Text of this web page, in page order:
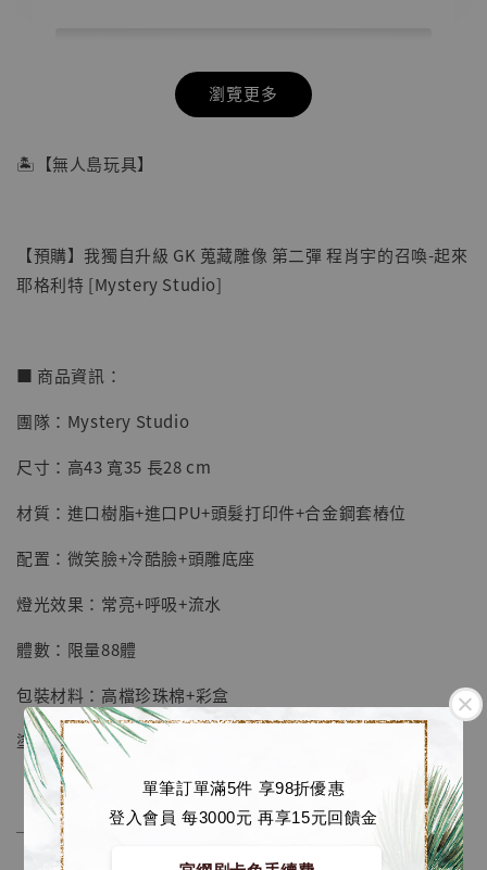
單筆訂單滿5件 享98折優惠
登入會員 每3000元 再享15元回饋金
【店內現貨】七龍珠 系列蒐藏雕像 悟空 鳥山
明紀念款 [奇蹟工作室]
NT$ 5,580
瀏覽更多
🏝【無人島玩具】
【預購】我獨自升級 GK 蒐藏雕像 第二彈 程肖宇的召喚-起來
耶格利特 [Mystery Studio]
■ 商品資訊：
團隊：Mystery Studio
尺寸：高43 寬35 長28 cm
材質：進口樹脂+進口PU+頭髮打印件+合金鋼套樁位
配置：微笑臉+冷酷臉+頭雕底座
燈光效果：常亮+呼吸+流水
體數：限量88體
包裝材料：高檔珍珠棉+彩盒
塗裝師：白榆
──────────────